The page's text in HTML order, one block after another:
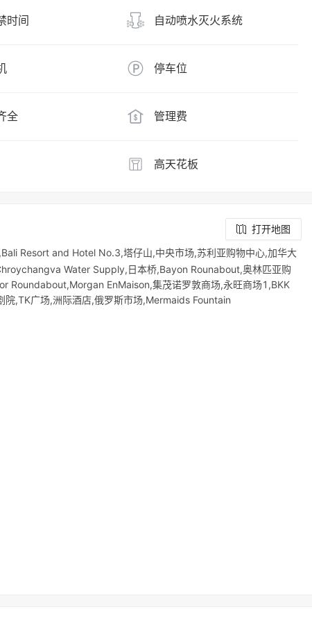
时间 自动喷水灭火系统
停车位
全 管理费
高天花板
打开地图
Resort and Hotel No.3,塔仔山,中央市场,苏利亚购物中心,加华大
Water Supply,日本桥,Bayon Rounabout,奥林匹亚购
Roundabout,Morgan EnMaison,集茂诺罗敦商场,永旺商场1,BKK
,TK广场,洲际酒店,俄罗斯市场,Mermaids Fountain